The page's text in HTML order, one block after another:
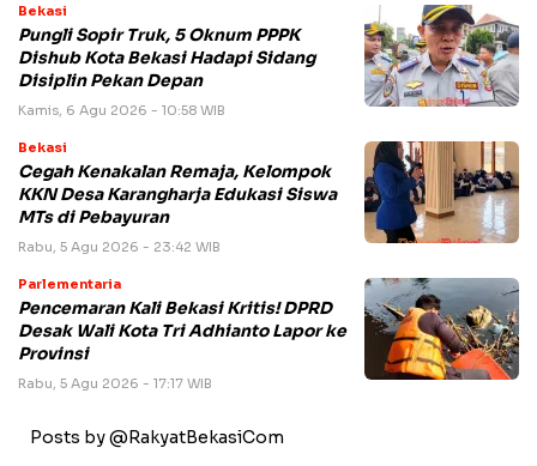
Bekasi
Pungli Sopir Truk, 5 Oknum PPPK
Dishub Kota Bekasi Hadapi Sidang
Disiplin Pekan Depan
Kamis, 6 Agu 2026 - 10:58 WIB
Bekasi
Cegah Kenakalan Remaja, Kelompok
KKN Desa Karangharja Edukasi Siswa
MTs di Pebayuran
Rabu, 5 Agu 2026 - 23:42 WIB
Parlementaria
Pencemaran Kali Bekasi Kritis! DPRD
Desak Wali Kota Tri Adhianto Lapor ke
Provinsi
Rabu, 5 Agu 2026 - 17:17 WIB
Posts by @RakyatBekasiCom